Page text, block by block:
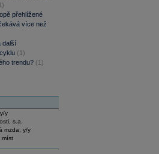
přehlížené
více než
další
(1)
trendu? (1)
y
s.a.
mzda, y/y
míst